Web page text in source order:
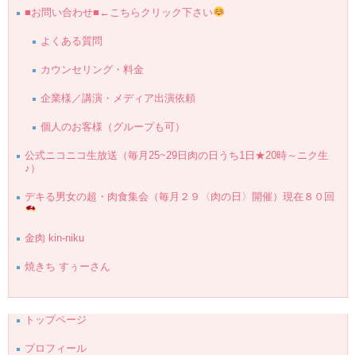
■お問い合わせ■←こちらクリック下さい
よくある質問
カウンセリング・料金
企業様／講演・メディア出演依頼
個人のお客様（グループも可）
公式ニコニコ生放送（毎月25~29日肉の日うち1日★20時～ニク生
♪）
デキる男女の超・肉食集会（毎月２９〈肉の日〉開催）現在８０回
金肉 kin-niku
焼きち すぅーさん
トップページ
プロフィール